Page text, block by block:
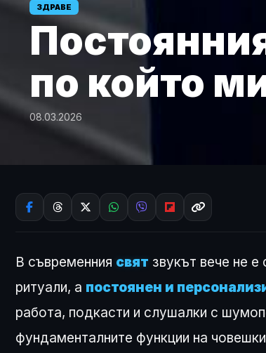
ЗДРАВЕ
по който
08.03.2026
В съвременния свят звукът вече не
ритуали, а постоянен и
работа, подкасти и слушалки с
фундаменталните функции на